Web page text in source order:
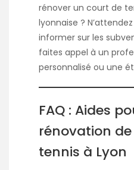
rénover un court de
lyonnaise ?
informer sur les
faites appel à un
personnalisé ou une
FAQ : Aides
rénovation
tennis à Lyon